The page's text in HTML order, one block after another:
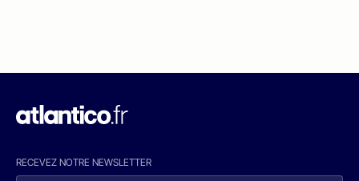
RECEVEZ NOTRE NEWSLETTER